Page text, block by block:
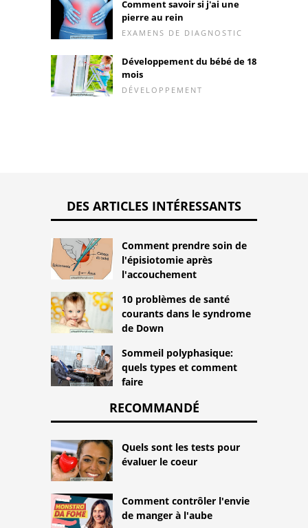
Comment savoir si j'ai une
pierre au rein
EXAMENS DE DIAGNOSTIC
Développement du bébé de 18
mois
DÉVELOPPEMENT
DES ARTICLES INTÉRESSANTS
Comment prendre soin de
l'épisiotomie après
l'accouchement
10 problèmes de santé
courants dans le syndrome
de Down
Sommeil polyphasique:
quels types et comment
faire
RECOMMANDÉ
Quels sont les tests pour
évaluer le coeur
Comment contrôler l'envie
de manger à l'aube